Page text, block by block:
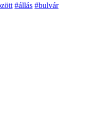
#állás #bulvár